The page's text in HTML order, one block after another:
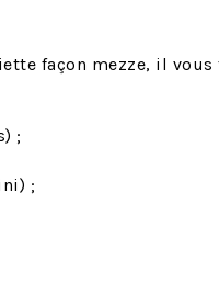
façon mezze, il vous
;
;